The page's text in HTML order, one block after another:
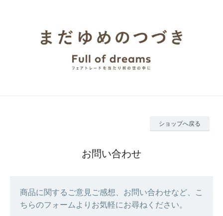
ショップへ戻る
お問い合わせ
商品に関するご意見ご感想、お問い合わせなど、こ
ちらのフォームよりお気軽にお尋ねください。